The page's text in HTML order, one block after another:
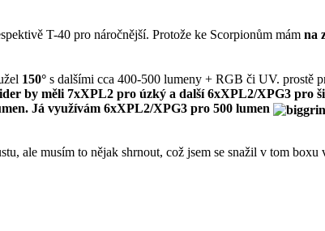
T-40 pro náročnější. Protože ke Scorpionům mám na
150° s dalšími cca 400-500 lumeny + RGB či UV. prostě
by měli 7xXPL2 pro úzký a další 6xXPL2/XPG3 pro
Já využívám 6xXPL2/XPG3 pro 500 lumen
ale musím to nějak shrnout, což jsem se snažil v tom